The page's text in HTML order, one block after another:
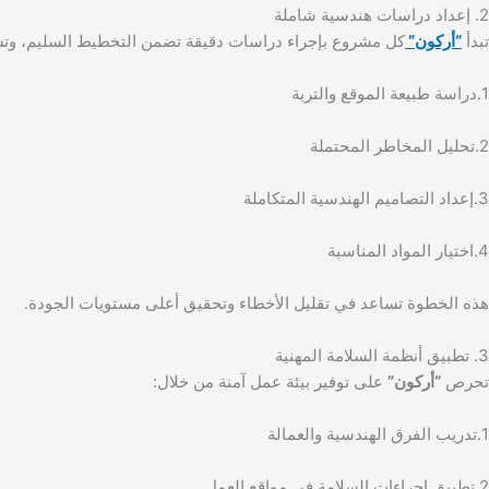
2. إعداد دراسات هندسية شاملة
تبدأ “أركون”كل مشروع بإجراء دراسات دقيقة تضمن التخطيط السليم،
1.دراسة طبيعة الموقع والتربة
2.تحليل المخاطر المحتملة
3.إعداد التصاميم الهندسية المتكاملة
4.اختيار المواد المناسبة
هذه الخطوة تساعد في تقليل الأخطاء وتحقيق أعلى مستويات الجودة.
3. تطبيق أنظمة السلامة المهنية
تحرص “أركون” على توفير بيئة عمل آمنة من خلال:
1.تدريب الفرق الهندسية والعمالة